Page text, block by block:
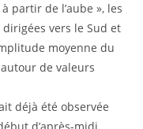
partir de l’aube », les
vers le Sud et
moyenne du
de valeurs
déjà été observée